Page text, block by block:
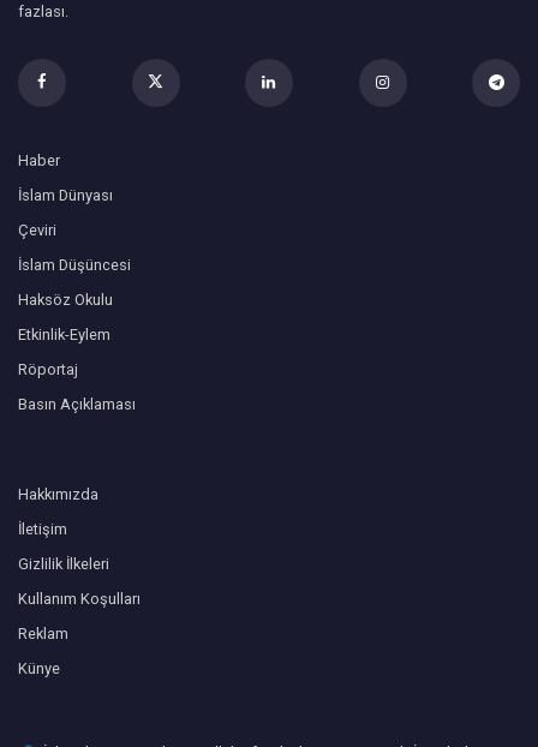
fazlası.
Haber
İslam Dünyası
Çeviri
İslam Düşüncesi
Haksöz Okulu
Etkinlik-Eylem
Röportaj
Basın Açıklaması
Hakkımızda
İletişim
Gizlilik İlkeleri
Kullanım Koşulları
Reklam
Künye